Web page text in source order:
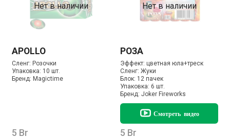
Нет в наличии
APOLLO
Сленг: Розочки
Упаковка: 10 шт.
Бренд: Magictime
5 Br
Нет в наличии
РОЗА
Эффект: цветная юла+треск
Сленг: Жуки
Блок: 12 пачек
Упаковка: 6 шт.
Бренд: Joker Fireworks
Смотреть видео
5 Br